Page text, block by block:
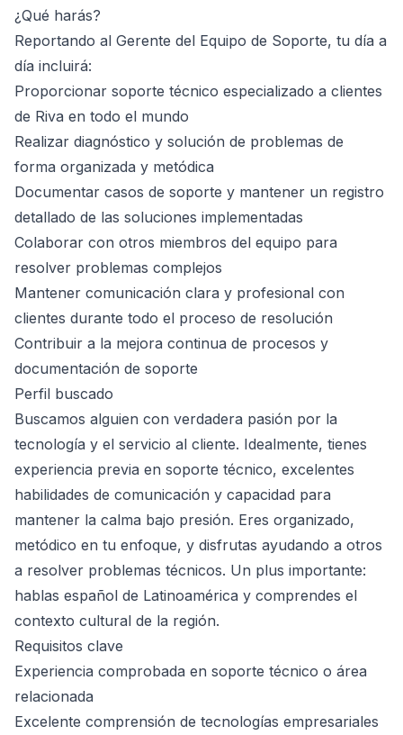
¿Qué harás?
Reportando al Gerente del Equipo de Soporte, tu día a
día incluirá:
Proporcionar soporte técnico especializado a clientes
de Riva en todo el mundo
Realizar diagnóstico y solución de problemas de
forma organizada y metódica
Documentar casos de soporte y mantener un registro
detallado de las soluciones implementadas
Colaborar con otros miembros del equipo para
resolver problemas complejos
Mantener comunicación clara y profesional con
clientes durante todo el proceso de resolución
Contribuir a la mejora continua de procesos y
documentación de soporte
Perfil buscado
Buscamos alguien con verdadera pasión por la
tecnología y el servicio al cliente. Idealmente, tienes
experiencia previa en soporte técnico, excelentes
habilidades de comunicación y capacidad para
mantener la calma bajo presión. Eres organizado,
metódico en tu enfoque, y disfrutas ayudando a otros
a resolver problemas técnicos. Un plus importante:
hablas español de Latinoamérica y comprendes el
contexto cultural de la región.
Requisitos clave
Experiencia comprobada en soporte técnico o área
relacionada
Excelente comprensión de tecnologías empresariales